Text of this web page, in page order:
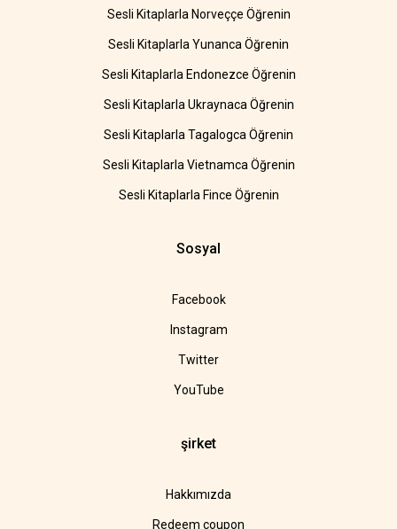
Sesli Kitaplarla Norveççe Öğrenin
Sesli Kitaplarla Yunanca Öğrenin
Sesli Kitaplarla Endonezce Öğrenin
Sesli Kitaplarla Ukraynaca Öğrenin
Sesli Kitaplarla Tagalogca Öğrenin
Sesli Kitaplarla Vietnamca Öğrenin
Sesli Kitaplarla Fince Öğrenin
Sosyal
Facebook
Instagram
Twitter
YouTube
şirket
Hakkımızda
Redeem coupon